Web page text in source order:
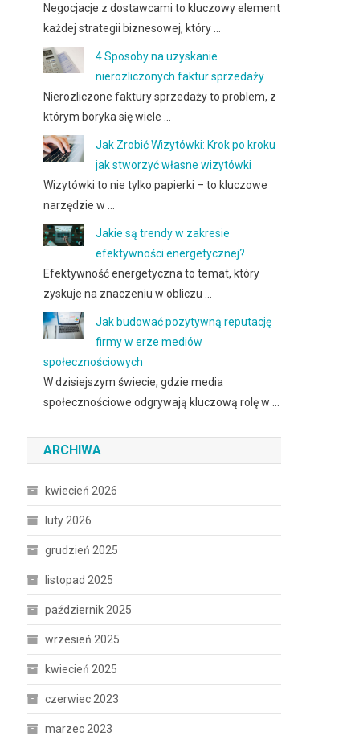
Negocjacje z dostawcami to kluczowy element
każdej strategii biznesowej, który …
4 Sposoby na uzyskanie
nierozliczonych faktur sprzedaży
Nierozliczone faktury sprzedaży to problem, z
którym boryka się wiele …
Jak Zrobić Wizytówki: Krok po kroku
jak stworzyć własne wizytówki
Wizytówki to nie tylko papierki – to kluczowe
narzędzie w …
Jakie są trendy w zakresie
efektywności energetycznej?
Efektywność energetyczna to temat, który
zyskuje na znaczeniu w obliczu …
Jak budować pozytywną reputację
firmy w erze mediów
społecznościowych
W dzisiejszym świecie, gdzie media
społecznościowe odgrywają kluczową rolę w …
ARCHIWA
kwiecień 2026
luty 2026
grudzień 2025
listopad 2025
październik 2025
wrzesień 2025
kwiecień 2025
czerwiec 2023
marzec 2023